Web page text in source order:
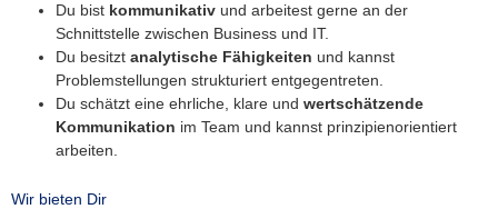
Du bist kommunikativ und arbeitest gerne an der
Schnittstelle zwischen Business und IT.
Du besitzt analytische Fähigkeiten und kannst
Problemstellungen strukturiert entgegentreten.
Du schätzt eine ehrliche, klare und wertschätzende
Kommunikation im Team und kannst prinzipienorientiert
arbeiten.
Wir bieten Dir